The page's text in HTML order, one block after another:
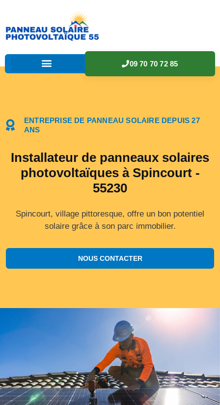
09 70 70 72 85
ENTREPRISE DE PANNEAU SOLAIRE DEPUIS 27
ANS
Installateur de panneaux solaires
photovoltaïques à Spincourt -
55230
Spincourt, village pittoresque, offre un bon potentiel
solaire grâce à son parc immobilier.
NOUS CONTACTER